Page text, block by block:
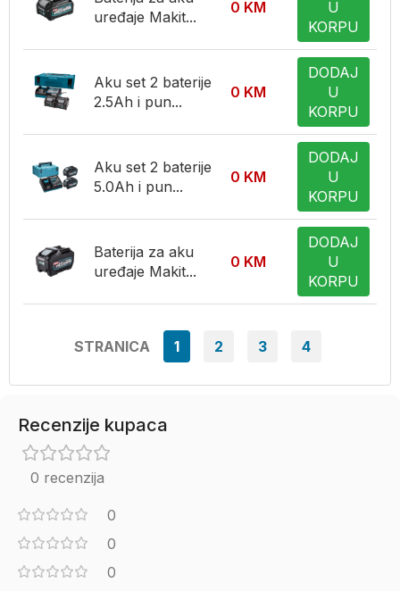
uređaje Makit...
0 KM
U
KORPU
Aku set 2 baterije
2.5Ah i pun...
0 KM
DODAJ
U
KORPU
Aku set 2 baterije
5.0Ah i pun...
0 KM
DODAJ
U
KORPU
Baterija za aku
uređaje Makit...
0 KM
DODAJ
U
KORPU
STRANICA 1 2 3 4
Recenzije kupaca
0 recenzija
0
0
0